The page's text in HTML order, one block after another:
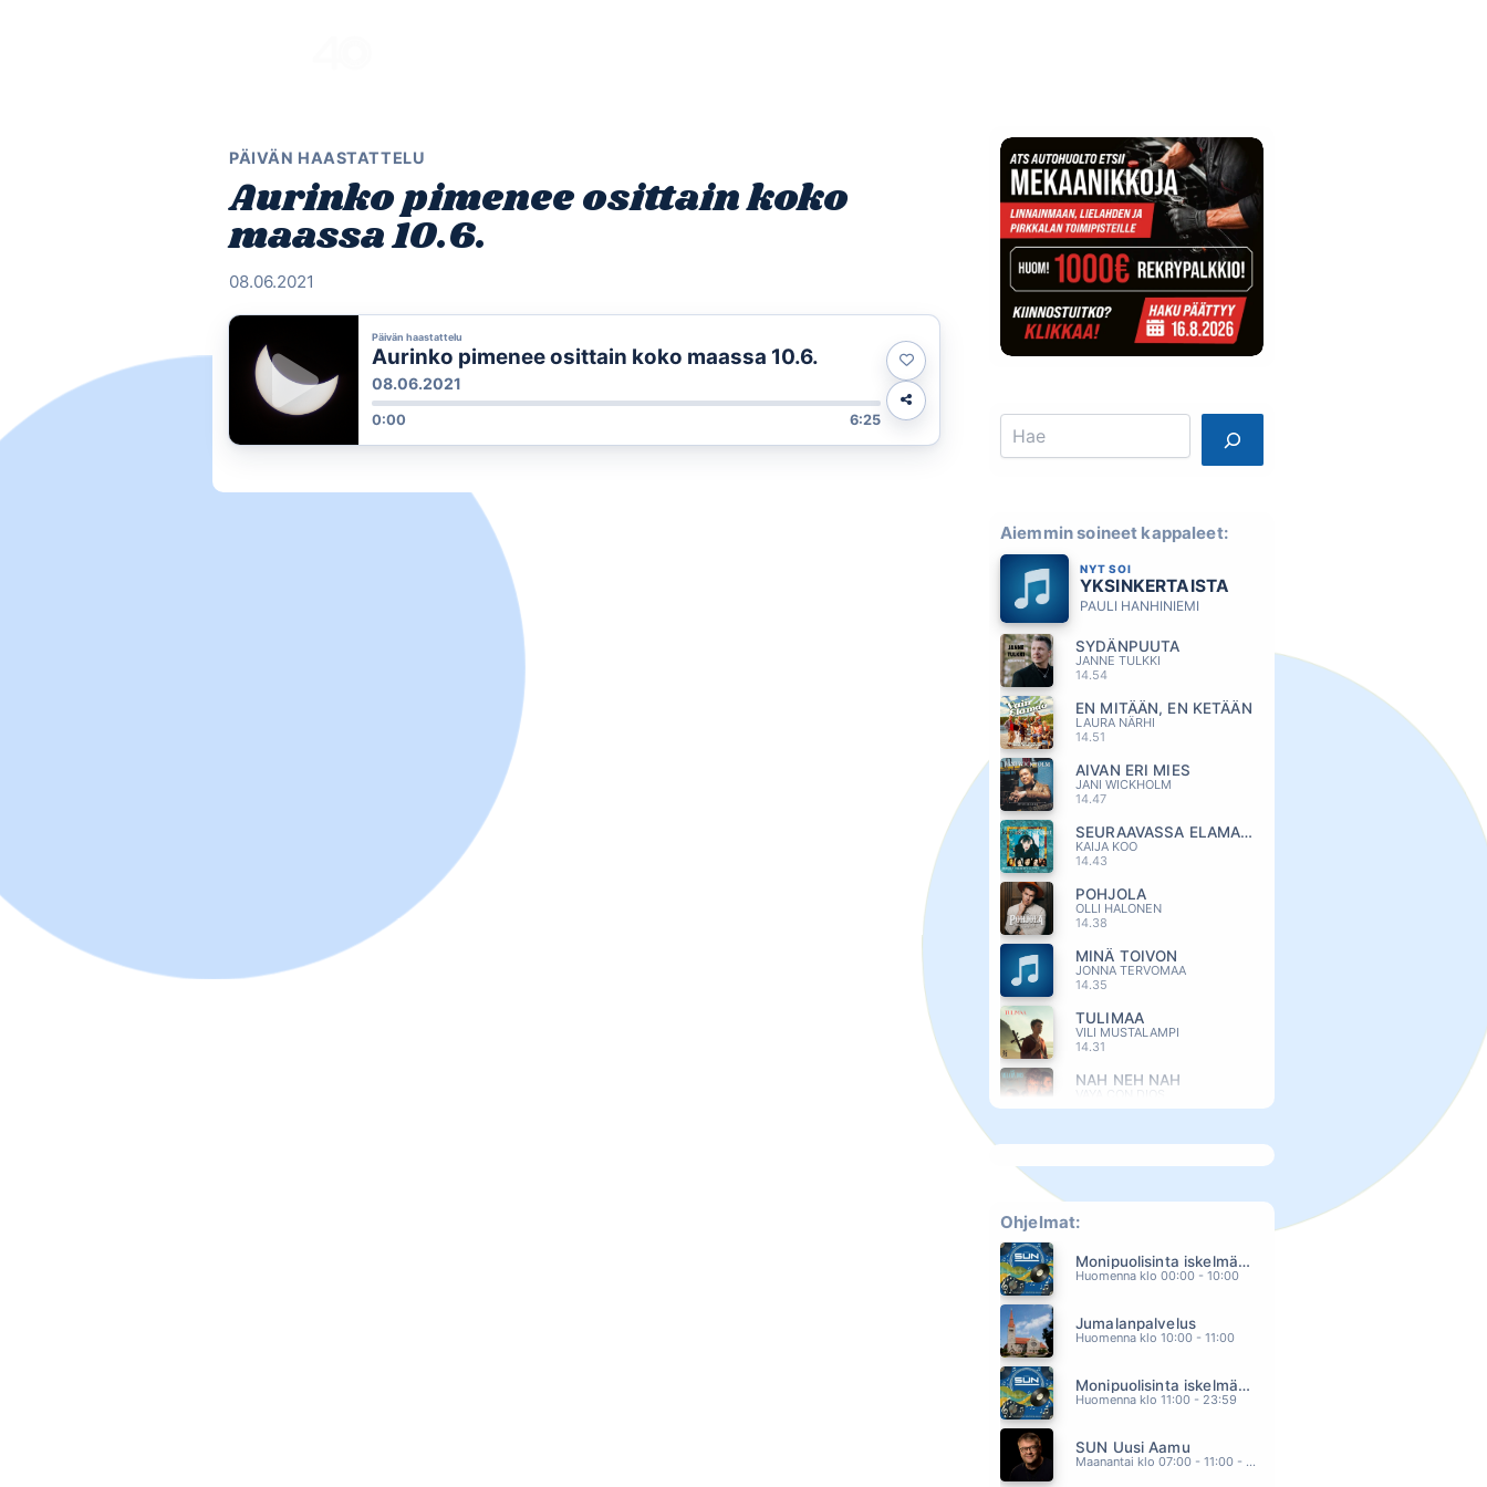
PÄIVÄN HAASTATTELU
Aurinko pimenee osittain koko
maassa 10.6.
08.06.2021
Päivän haastattelu
Aurinko pimenee osittain koko maassa 10.6.
08.06.2021
0:00 6:25 Search
Aiemmin soineet kappaleet:
NYT SOI
YKSINKERTAISTA
PAULI HANHINIEMI
SYDÄNPUUTA
JANNE TULKKI
14.54
EN MITÄÄN, EN KETÄÄN
LAURA NÄRHI
14.51
AIVAN ERI MIES
JANI WICKHOLM
14.47
SEURAAVASSA ELAMASSA
KAIJA KOO
14.43
POHJOLA
OLLI HALONEN
14.38
MINÄ TOIVON
JONNA TERVOMAA
14.35
TULIMAA
VILI MUSTALAMPI
14.31
NAH NEH NAH
14.28
UNTAKO VAIN
14.25
EI KUKAAN MUU
ILTA
14.21
HAAVOITTUNUT PIKKUINEN
PUOLIKUU
ROTUNAINEN
LEA LAVEN
NEW DAY HAS COME
CELINE DION
UUSI ALKU
TEEMU ROIVAINEN
Ohjelmat:
Monipuolisinta iskelmää ja parasta poppia
Huomenna klo 00:00 - 10:00
Jumalanpalvelus
Huomenna klo 10:00 - 11:00
Monipuolisinta iskelmää ja parasta poppia
Huomenna klo 11:00 - 23:59
SUN Uusi Aamu
Maanantai klo 07:00 - 11:00 - Studiossa: Kimmo Hoivassilta